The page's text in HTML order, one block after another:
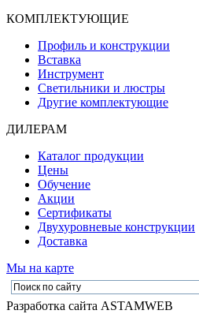
КОМПЛЕКТУЮЩИЕ
Профиль и конструкции
Вставка
Инструмент
Светильники и люстры
Другие комплектующие
ДИЛЕРАМ
Каталог продукции
Цены
Обучение
Акции
Сертификаты
Двухуровневые конструкции
Доставка
Мы на карте
Разработка сайта ASTAMWEB